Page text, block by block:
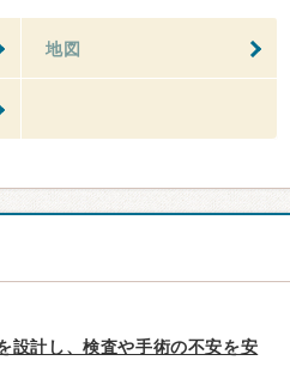
地図
設計し、検査や手術の不安を安